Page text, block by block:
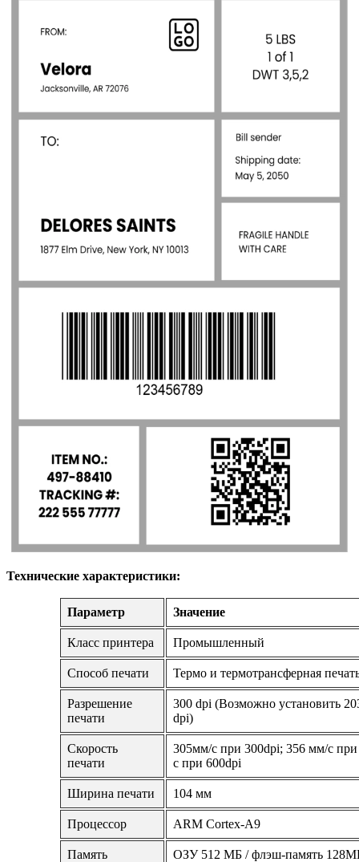
Технические характеристики:
Параметр Значение
Класс принтера Промышленный
Способ печати Термо и термотрансферная
Разрешение
печати
300 dpi (Возможно установить
dpi)
Скорость
печати
305мм/с при 300dpi; 356 мм/с
с при 600dpi
Ширина печати 104 мм
Процессор ARM Cortex-A9
Память ОЗУ 512 МБ / флэш-память